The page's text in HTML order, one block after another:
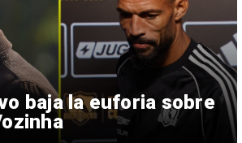
baja la euforia sobre